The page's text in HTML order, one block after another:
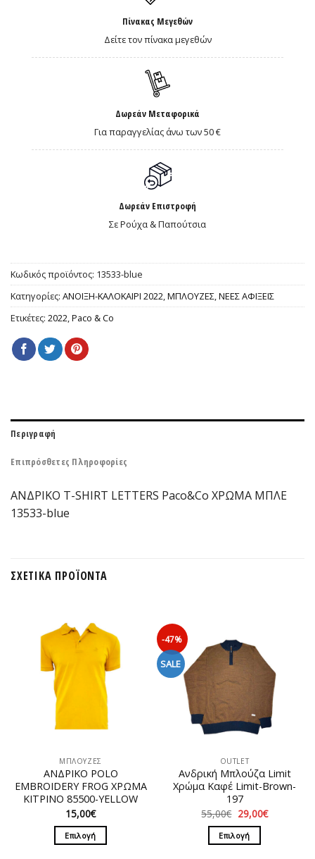
Πίνακας Μεγεθών
Δείτε τον πίνακα μεγεθών
Δωρεάν Μεταφορικά
Για παραγγελίας άνω των 50 €
Δωρεάν Επιστροφή
Σε Ρούχα & Παπούτσια
Κωδικός προϊόντος: 13533-blue
Κατηγορίες: ΑΝΟΙΞΗ-ΚΑΛΟΚΑΙΡΙ 2022,ΜΠΛΟΥΖΕΣ,ΝΕΕΣ ΑΦΙΞΕΙΣ
Ετικέτες: 2022,Paco & Co
Περιγραφή
Επιπρόσθετες Πληροφορίες
ΑΝΔΡΙΚΟ T-SHIRT LETTERS Paco&Co ΧΡΩΜΑ ΜΠΛΕ
13533-blue
ΣΧΕΤΙΚΆ ΠΡΟΪΌΝΤΑ
ΜΠΛΟΥΖΕΣ
ΑΝΔΡΙΚΟ POLO
EMBROIDERY FROG ΧΡΩΜΑ
ΚΙΤΡΙΝΟ 85500-YELLOW
15,00€
Επιλογή
-47%
SALE
OUTLET
Ανδρική Μπλούζα Limit
Χρώμα Καφέ Limit-Brown-
197
55,00€ Original
price
was:
55,00€.
29,00€Η
Επιλογή